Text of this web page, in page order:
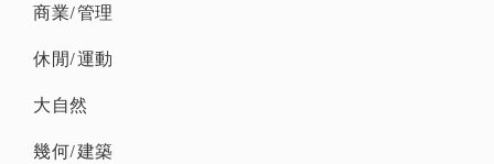
商業/管理
休閒/運動
大自然
幾何/建築